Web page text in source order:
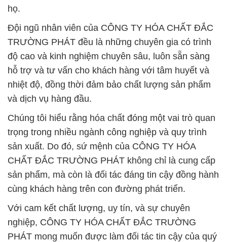
họ.
Đội ngũ nhân viên của CÔNG TY HÓA CHẤT ĐẮC
TRƯỜNG PHÁT đều là những chuyên gia có trình
độ cao và kinh nghiệm chuyên sâu, luôn sẵn sàng
hỗ trợ và tư vấn cho khách hàng với tâm huyết và
nhiệt độ, đồng thời đảm bảo chất lượng sản phẩm
và dịch vụ hàng đầu.
Chúng tôi hiểu rằng hóa chất đóng một vai trò quan
trọng trong nhiều ngành công nghiệp và quy trình
sản xuất. Do đó, sứ mệnh của CÔNG TY HÓA
CHẤT ĐẮC TRƯỜNG PHÁT không chỉ là cung cấp
sản phẩm, mà còn là đối tác đáng tin cậy đồng hành
cùng khách hàng trên con đường phát triển.
Với cam kết chất lượng, uy tín, và sự chuyên
nghiệp, CÔNG TY HÓA CHẤT ĐẮC TRƯỜNG
PHÁT mong muốn được làm đối tác tin cậy của quý